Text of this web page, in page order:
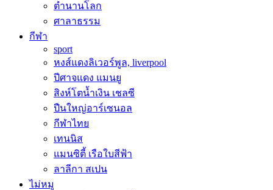
ตำนานโลก
ศาลาธรรม
กีฬา
sport
หงส์แดงลิเวอร์พูล, liverpool
ปีศาจแดง แมนยู
สิงห์โตน้ำเงิน เชลซี
ปืนใหญ่อาร์เซนอล
กีฬาไทย
เทนนิส
แมนซิตี้ เรือใบสีฟ้า
ลาลีกา สเปน
ไม่หมู